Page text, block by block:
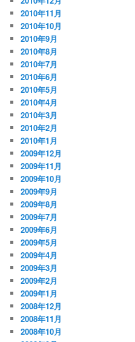
2010年11月
2010年10月
2010年9月
2010年8月
2010年7月
2010年6月
2010年5月
2010年4月
2010年3月
2010年2月
2010年1月
2009年12月
2009年11月
2009年10月
2009年9月
2009年8月
2009年7月
2009年6月
2009年5月
2009年4月
2009年3月
2009年2月
2009年1月
2008年12月
2008年11月
2008年10月